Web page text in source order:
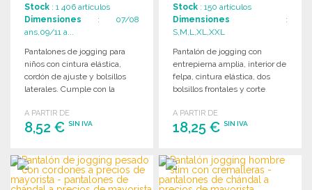
Stock : 1 406 artículos
Dimensiones : 07/08
ans,09/11 a...
Pantalones de jogging para
niños con cintura elástica,
cordón de ajuste y bolsillos
laterales. Cumple con la
A PARTIR DE
8,52 € SIN IVA
PEDIR
Solicitar un presupuesto
Stock : 150 artículos
Dimensiones :
S,M,L,XL,XXL
Pantalón de jogging con
entrepierna amplia, interior de
felpa, cintura elástica, dos
bolsillos frontales y corte
A PARTIR DE
18,25 €SIN IVA
PEDIR
Solicitar un presupuesto